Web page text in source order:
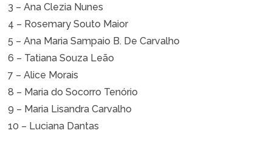
3 – Ana Clezia Nunes
4 – Rosemary Souto Maior
5 – Ana Maria Sampaio B. De Carvalho
6 – Tatiana Souza Leão
7 – Alice Morais
8 – Maria do Socorro Tenório
9 – Maria Lisandra Carvalho
10 – Luciana Dantas